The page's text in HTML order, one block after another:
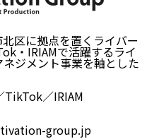
区に拠点を置くライバー
・IRIAMで活躍するライ
ジメント事業を軸とした
TikTok／IRIAM
group.jp